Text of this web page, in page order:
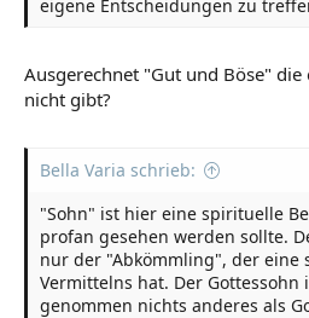
eigene Entscheidungen zu
Ausgerechnet "Gut und Böse"
nicht gibt?
Bella Varia schrieb:
"Sohn" ist hier eine spirituelle
profan gesehen werden sollte.
nur der "Abkömmling", der eine
Vermittelns hat. Der Gottessohn
genommen nichts anderes als